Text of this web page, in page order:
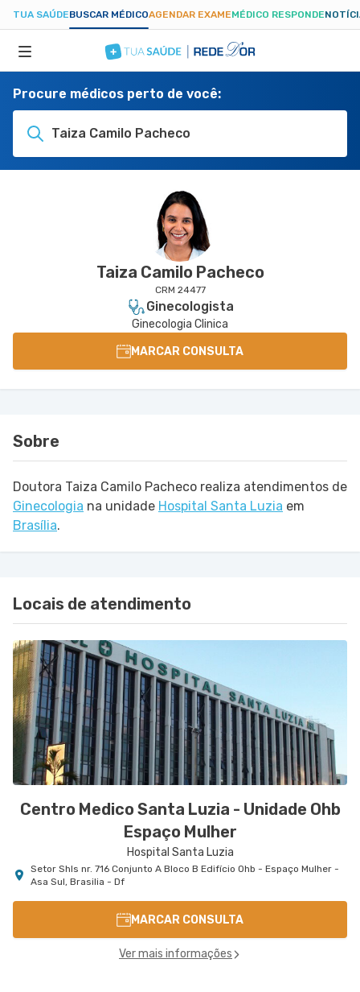
TUA SAÚDEBUSCAR MÉDICOAGENDAR EXAMEMÉDICO RESPONDE
ESPECIALIDADES
Procure médicos perto de você:
Taiza Camilo Pacheco
Taiza Camilo Pacheco
CRM 24477
Ginecologista
Ginecologia Clinica
MARCAR CONSULTA
Sobre
Doutora Taiza Camilo Pacheco realiza atendimentos de
Ginecologia na unidade Hospital Santa Luzia em
Brasília.
Locais de atendimento
Centro Medico Santa Luzia - Unidade Ohb
Espaço Mulher
Hospital Santa Luzia
Setor Shls nr. 716 Conjunto A Bloco B Edifício Ohb - Espaço Mulher -
Asa Sul, Brasilia - Df
MARCAR CONSULTA
Ver mais informações